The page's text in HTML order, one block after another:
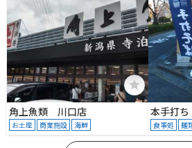
角上魚類 川口店
お土産 商業施設 海鮮
本手打ち
食事処 麺